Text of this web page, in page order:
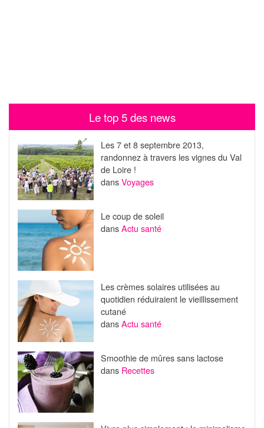
Le top 5 des news
Les 7 et 8 septembre 2013,
randonnez à travers les vignes du Val
de Loire !
dansVoyages
Le coup de soleil
dansActu santé
Les crèmes solaires utilisées au
quotidien réduiraient le vieillissement
cutané
dansActu santé
Smoothie de mûres sans lactose
dans Recettes